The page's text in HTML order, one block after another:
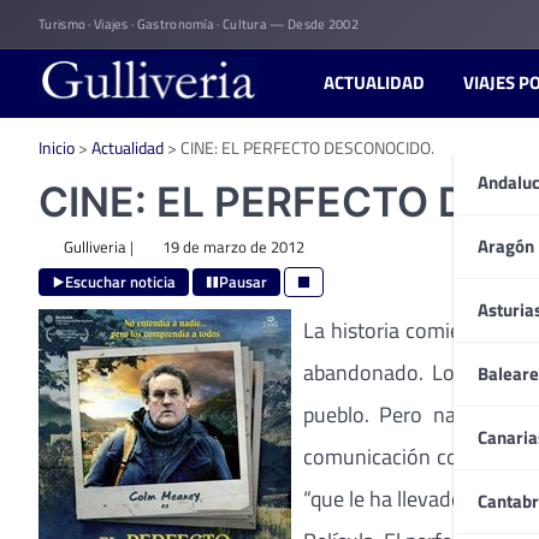
to
content
Turismo · Viajes · Gastronomía · Cultura — Desde 2002
ACTUALIDAD VIAJES
Aragón
Inicio>Actualidad>CINE: EL PERFECTO DESCONOCIDO.
CINE: EL PERFECTO
Gulliveria| 19 de marzo de 2012
Escuchar noticia Pausar
La historia comienza
abandonado. Los
pueblo. Pero nada
comunicación con los
“que le ha llevado hasta